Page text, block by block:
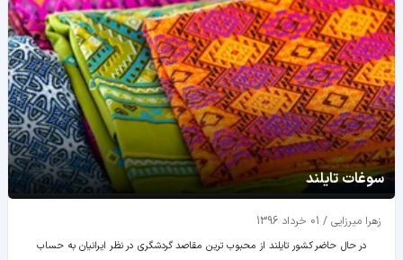
سوغات تایلند
زهرا میرزایی / 01 خرداد 1396
در حال حاضر کشور تایلند از محبوب ترین مقاصد گردشگری در نظر ایرانیان به حساب